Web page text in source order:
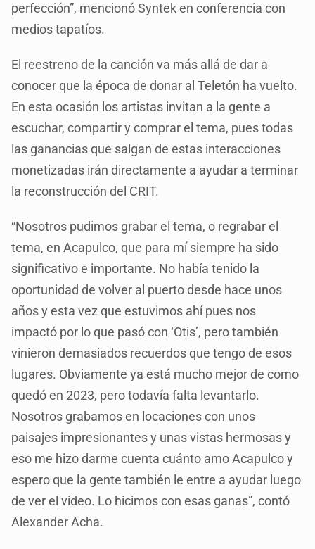
perfección”, mencionó Syntek en conferencia con
medios tapatíos.
El reestreno de la canción va más allá de dar a
conocer que la época de donar al Teletón ha vuelto.
En esta ocasión los artistas invitan a la gente a
escuchar, compartir y comprar el tema, pues todas
las ganancias que salgan de estas interacciones
monetizadas irán directamente a ayudar a terminar
la reconstrucción del CRIT.
“Nosotros pudimos grabar el tema, o regrabar el
tema, en Acapulco, que para mí siempre ha sido
significativo e importante. No había tenido la
oportunidad de volver al puerto desde hace unos
años y esta vez que estuvimos ahí pues nos
impactó por lo que pasó con ‘Otis’, pero también
vinieron demasiados recuerdos que tengo de esos
lugares. Obviamente ya está mucho mejor de como
quedó en 2023, pero todavía falta levantarlo.
Nosotros grabamos en locaciones con unos
paisajes impresionantes y unas vistas hermosas y
eso me hizo darme cuenta cuánto amo Acapulco y
espero que la gente también le entre a ayudar luego
de ver el video. Lo hicimos con esas ganas”, contó
Alexander Acha.